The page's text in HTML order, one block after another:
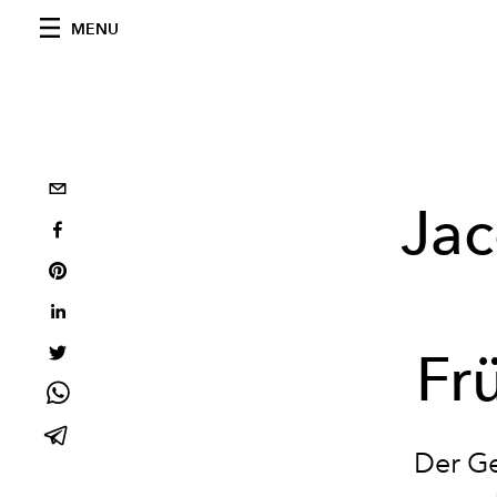
MENU
Der